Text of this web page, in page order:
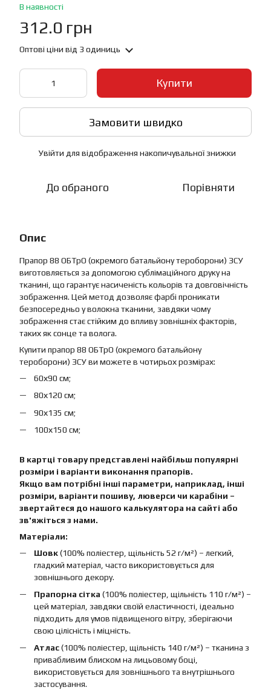
В наявності
312.0 грн
Оптові ціни від 3 одиниць
Купити
Замовити швидко
Увійти для відображення накопичувальної знижки
До обраного Порівняти
Опис
Прапор 88 ОБТрО (окремого батальйону тероборони) ЗСУ
виготовляється за допомогою сублімаційного друку на
тканині, що гарантує насиченість кольорів та довговічність
зображення. Цей метод дозволяє фарбі проникати
безпосередньо у волокна тканини, завдяки чому
зображення стає стійким до впливу зовнішніх факторів,
таких як сонце та волога.
Купити прапор 88 ОБТрО (окремого батальйону
тероборони) ЗСУ ви можете в чотирьох розмірах:
60х90 см;
80х120 см;
90х135 см;
100х150 см;
В картці товару представлені найбільш популярні
розміри і варіанти виконання прапорів.
Якщо вам потрібні інші параметри, наприклад, інші
розміри, варіанти пошиву, люверси чи карабіни –
звертайтеся до нашого калькулятора на сайті або
зв'яжіться з нами.
Матеріали:
Шовк(100% поліестер, щільність 52 г/м²) – легкий,
гладкий матеріал, часто використовується для
зовнішнього декору.
Прапорна сітка (100% поліестер, щільність 110 г/м²) –
цей матеріал, завдяки своїй еластичності, ідеально
підходить для умов підвищеного вітру, зберігаючи
свою цілісність і міцність.
Атлас(100% поліестер, щільність 140 г/м²) – тканина з
привабливим блиском на лицьовому боці,
використовується для зовнішнього та внутрішнього
застосування.